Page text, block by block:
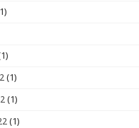
(1)
(1)
(1)